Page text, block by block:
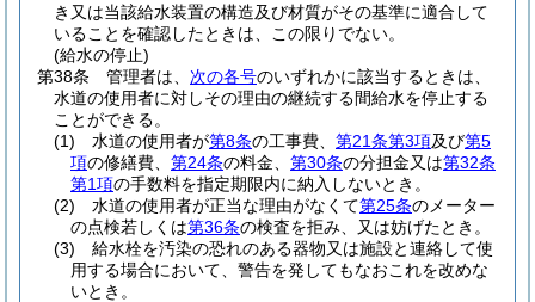
き又は当該給水装置の構造及び材質がその基準に適合して
いることを確認したときは、この限りでない。
(給水の停止)
第38条
管理者は、 次の各号のいずれかに該当するときは、
水道の使用者に対しその理由の継続する間給水を停止する
ことができる。
(1)
水道の使用者が第8条の工事費、 第21条第3項及び第5
項の修繕費、 第24条の料金、 第30条の分担金又は第32条
第1項の手数料を指定期限内に納入しないとき。
(2)
水道の使用者が正当な理由がなくて第25条のメーター
の点検若しくは第36条の検査を拒み、又は妨げたとき。
(3)
給水栓を汚染の恐れのある器物又は施設と連絡して使
用する場合において、警告を発してもなおこれを改めな
いとき。